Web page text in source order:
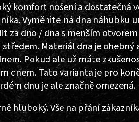
komfort nošení a dostatečná
Vyměnitelná dna náhubku
dno / dna s menším
Materiál dna je ohebný
Pokud ale už máte
dnem. Tato varianta je pro
dnu je ale značně omezená.
hluboký. Vše na přání